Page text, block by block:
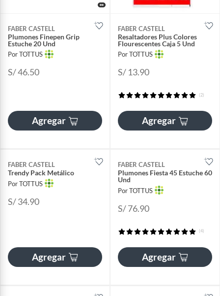
FABER CASTELL
Plumones Finepen Grip
Estuche 20 Und
Por TOTTUS
S/ 46.50
Agregar
FABER CASTELL
Resaltadores Plus Colores
Flourescentes Caja 5 Und
Por TOTTUS
S/ 13.90
(2)
Agregar
FABER CASTELL
Trendy Pack Metálico
Por TOTTUS
S/ 34.90
Agregar
FABER CASTELL
Plumones Fiesta 45 Estuche 60
Und
Por TOTTUS
S/ 76.90
(4)
Agregar